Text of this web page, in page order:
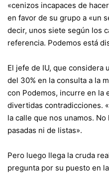
«cenizos incapaces de
en favor de su grupo a «un
decir, unos siete según los
referencia. Podemos está
El jefe de IU, que considera
del 30% en la consulta a la
con Podemos, incurre en la
divertidas contradicciones.
la calle que nos unamos.
pasadas ni de listas».
Pero luego llega la cruda
pregunta por su puesto en